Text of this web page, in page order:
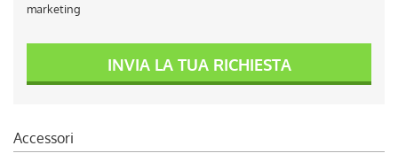
marketing
INVIA LA TUA RICHIESTA
Accessori